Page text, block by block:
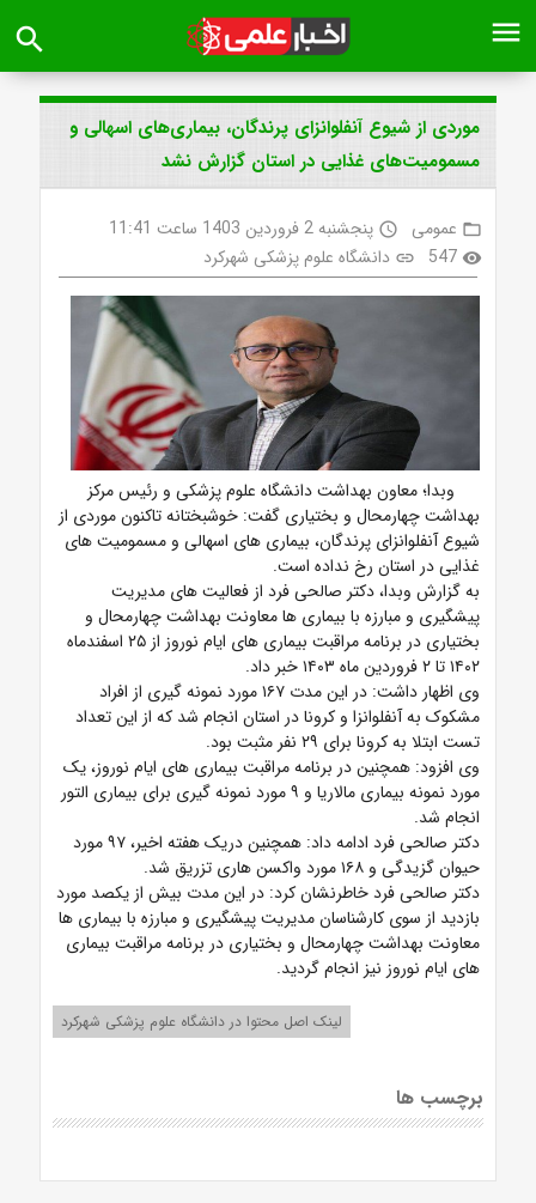
menu
search
موردی از شیوع آنفلوانزای پرندگان، بیماری‌های اسهالی و
مسمومیت‌های غذایی در استان گزارش نشد
folder_open عمومی access_time پنجشنبه 2 فروردین 1403 ساعت 11:41
visibility
547
link دانشگاه علوم پزشکی شهرکرد
وبدا؛ معاون بهداشت دانشگاه علوم پزشکی و رئیس مرکز
بهداشت چهارمحال و بختیاری گفت: خوشبختانه تاکنون موردی از
شیوع آنفلوانزای پرندگان، بیماری های اسهالی و مسمومیت های
غذایی در استان رخ نداده است.
به گزارش وبدا، دکتر صالحی فرد از فعالیت های مدیریت
پیشگیری و مبارزه با بیماری ها معاونت بهداشت چهارمحال و
بختیاری در برنامه مراقبت بیماری های ایام نوروز از ۲۵ اسفندماه
۱۴۰۲ تا ۲ فروردین ماه ۱۴۰۳ خبر داد.
وی اظهار داشت: در این مدت ۱۶۷ مورد نمونه گیری از افراد
مشکوک به آنفلوانزا و کرونا در استان انجام شد که از این تعداد
تست ابتلا به کرونا برای ۲۹ نفر مثبت بود.
وی افزود: همچنین در برنامه مراقبت بیماری های ایام نوروز، یک
مورد نمونه بیماری مالاریا و ۹ مورد نمونه گیری برای بیماری التور
انجام شد.
دکتر صالحی فرد ادامه داد: همچنین دریک هفته اخیر، ۹۷ مورد
حیوان گزیدگی و ۱۶۸ مورد واکسن هاری تزریق شد.
دکتر صالحی فرد خاطرنشان کرد: در این مدت بیش از یکصد مورد
بازدید از سوی کارشناسان مدیریت پیشگیری و مبارزه با بیماری ها
معاونت بهداشت چهارمحال و بختیاری در برنامه مراقبت بیماری
های ایام نوروز نیز انجام گردید.
لینک اصل محتوا در دانشگاه علوم پزشکی شهرکرد
برچسب ها